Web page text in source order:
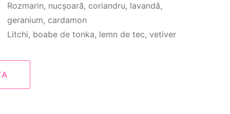
Rozmarin, nucșoară, coriandru, lavandă,
geranium, cardamon
Litchi, boabe de tonka, lemn de tec, vetiver